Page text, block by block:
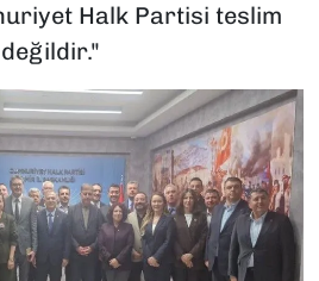
Halk Partisi teslim